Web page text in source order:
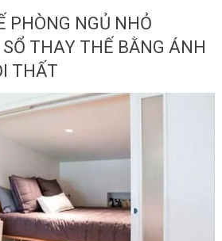
PHÒNG NGỦ NHỎ
THAY THẾ BẰNG ÁNH
THẤT